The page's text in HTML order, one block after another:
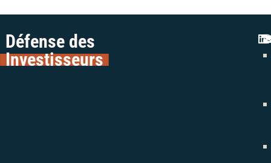
Défense des
Investisseurs